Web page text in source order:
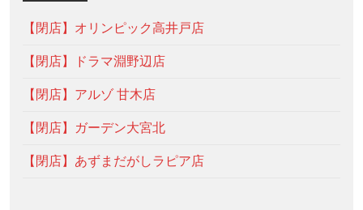
【閉店】オリンピック高井戸店
【閉店】ドラマ淵野辺店
【閉店】アルゾ 甘木店
【閉店】ガーデン大宮北
【閉店】あずまだがしラピア店